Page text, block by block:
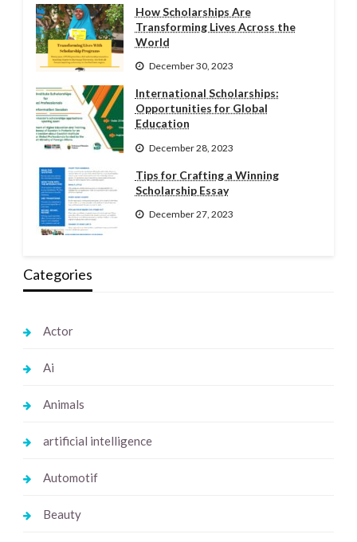
How Scholarships Are
Transforming Lives Across the
World
December 30, 2023
International Scholarships:
Opportunities for Global
Education
December 28, 2023
Tips for Crafting a Winning
Scholarship Essay
December 27, 2023
Categories
Actor
Ai
Animals
artificial intelligence
Automotif
Beauty